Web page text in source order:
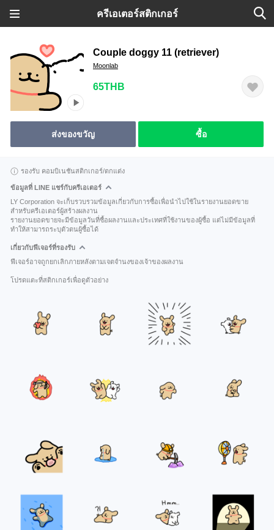
ครีเอเตอร์สติกเกอร์
Couple doggy 11 (retriever)
Moonlab
65THB
ส่งของขวัญ ซื้อ
รองรับ คอมบิเนชันสติกเกอร์/ตกแต่ง
ข้อมูลที่ LINE แชร์กับครีเอเตอร์
LY Corporation จะเก็บรวบรวมข้อมูลเกี่ยวกับการซื้อเพื่อนำไปใช้ในรายงานยอดขาย
สำหรับครีเอเตอร์ผู้สร้างผลงาน
รายงานยอดขายจะมีข้อมูลวันที่ซื้อผลงานและประเทศที่ใช้งานของผู้ซื้อ แต่ไม่มีข้อมูลที่
ทำให้สามารถระบุตัวตนผู้ซื้อได้
เกี่ยวกับฟีเจอร์ที่รองรับ
ฟีเจอร์อาจถูกยกเลิกภายหลังตามเจตจำนงของเจ้าของผลงาน
โปรดแตะที่สติกเกอร์เพื่อดูตัวอย่าง